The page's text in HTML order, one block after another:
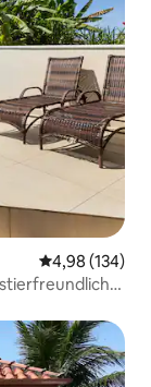
4,98 (134)